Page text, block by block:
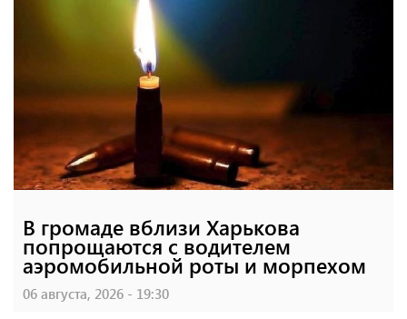
В громаде вблизи Харькова
попрощаются с водителем
аэромобильной роты и морпехом
06 августа, 2026 - 19:30